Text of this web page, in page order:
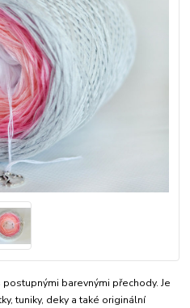
barevnými přechody. Je
tuniky, deky a také originální